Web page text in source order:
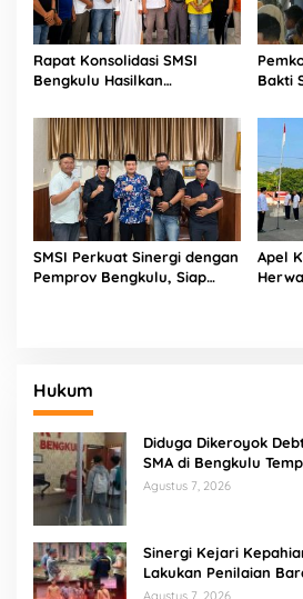
Rapat Konsolidasi SMSI
Bengkulu Hasilkan
Pokja Newsroom Kolaboratif
Bakti
SMSI Perkuat Sinergi dengan
Pemprov Bengkulu, Siap
Apel
Hukum
Diduga Dikeroyok
SMA di Bengkulu
Agustus 7, 2026
Sinergi Kejari
Lakukan Penilaian
Agustus 7, 2026